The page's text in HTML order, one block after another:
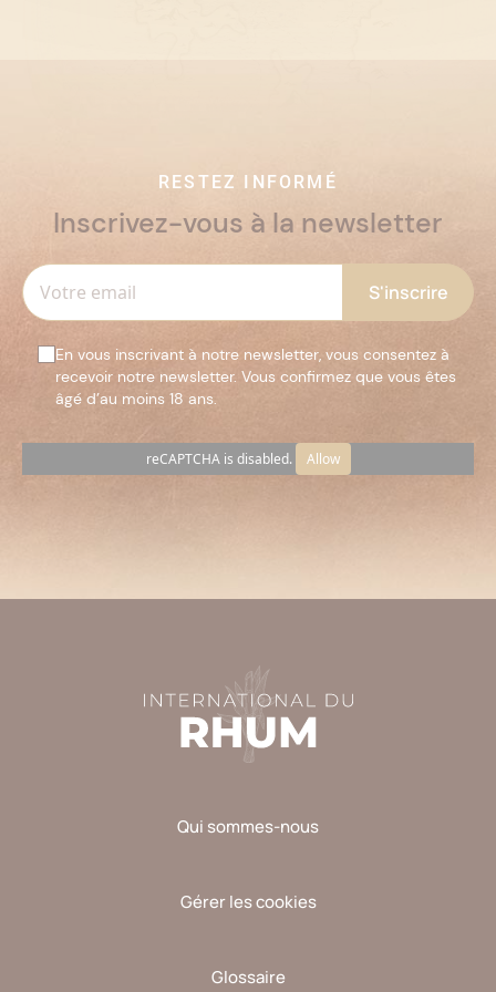
RESTEZ INFORMÉ
Inscrivez-vous à la newsletter
En vous inscrivant à notre newsletter, vous consentez à
recevoir notre newsletter. Vous confirmez que vous êtes
âgé d’au moins 18 ans.
reCAPTCHA is disabled. Allow
vide.
Qui sommes-nous
Gérer les cookies
Glossaire